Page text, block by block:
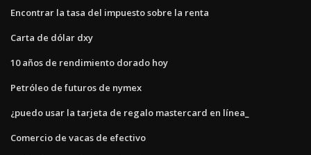
Encontrar la tasa del impuesto sobre la renta
Carta de dólar dxy
10 años de rendimiento dorado hoy
Petróleo de futuros de nymex
¿puedo usar la tarjeta de regalo mastercard en línea_
Comercio de vacas de efectivo